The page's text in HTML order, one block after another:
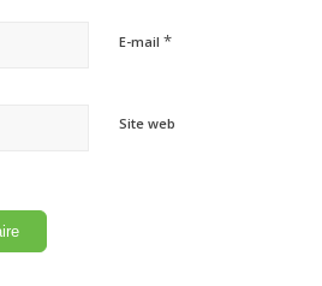
E-mail *
Site web